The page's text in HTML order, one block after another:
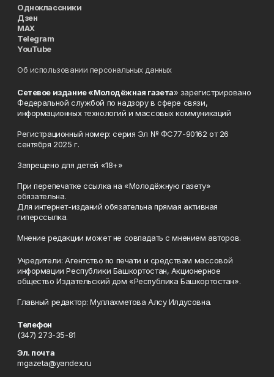
Одноклассники
Дзен
MAX
Telegram
YouTube
Об использовании персональных данных
Сетевое издание «Молодёжная газета» зарегистрировано
Федеральной службой по надзору в сфере связи,
информационных технологий и массовых коммуникаций
Регистрационный номер: серия Эл № ФС77-90162 от 26
сентября 2025 г.
Запрещено для детей «18+»
При перепечатке ссылка на «Молодёжную газету»
обязательна.
Для интернет-изданий обязательна прямая активная
гиперссылка.
Мнение редакции может не совпадать с мнением авторов.
Учредители: Агентство по печати и средствам массовой
информации Республики Башкортостан, Акционерное
общество Издательский дом «Республика Башкортостан».
Главный редактор: Муллахметова Алсу Илдусовна.
Телефон
(347) 273-35-81
Эл. почта
mgazeta@yandex.ru